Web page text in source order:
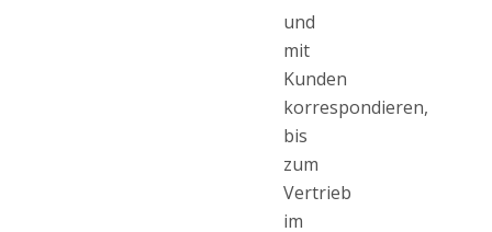
und
mit
Kunden
korrespondieren,
bis
zum
Vertrieb
im